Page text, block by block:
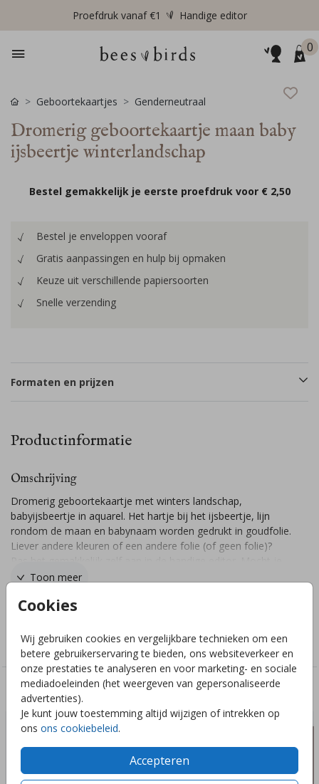
Proefdruk vanaf €1 Handige editor
0
Cookies
Wij gebruiken cookies en vergelijkbare technieken om een
betere gebruikerservaring te bieden, ons websiteverkeer en
onze prestaties te analyseren en voor marketing- en sociale
mediadoeleinden (het weergeven van gepersonaliseerde
advertenties).
Je kunt jouw toestemming altijd wijzigen of intrekken op
ons ons cookiebeleid.
Accepteren
Geboortekaartjes Genderneutraal
Dromerig geboortekaartje maan baby
ijsbeertje winterlandschap
Bestel gemakkelijk je eerste proefdruk voor € 2,50
Bestel je enveloppen vooraf
Gratis aanpassingen en hulp bij opmaken
Keuze uit verschillende papiersoorten
Snelle verzending
Formaten en prijzen
Productinformatie
Omschrijving
Dromerig geboortekaartje met winters landschap,
babyijsbeertje in aquarel. Het hartje bij het ijsbeertje, lijn
rondom de maan en babynaam worden gedrukt in goudfolie.
Liever andere kleuren of een andere folie (of geen folie)?
er niet uitkomen, stuur mij dan een berichtje en ik help je
Toon meer
Genderneutraal
Deze ontwerpen vind je misschien ook leuk